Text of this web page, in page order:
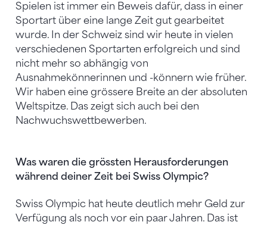
Spielen ist immer ein Beweis dafür, dass in einer
Sportart über eine lange Zeit gut gearbeitet
wurde. In der Schweiz sind wir heute in vielen
verschiedenen Sportarten erfolgreich und sind
nicht mehr so abhängig von
Ausnahmekönnerinnen und -könnern wie früher.
Wir haben eine grössere Breite an der absoluten
Weltspitze. Das zeigt sich auch bei den
Nachwuchswettbewerben.
Was waren die grössten Herausforderungen
während deiner Zeit bei Swiss Olympic?
Swiss Olympic hat heute deutlich mehr Geld zur
Verfügung als noch vor ein paar Jahren. Das ist